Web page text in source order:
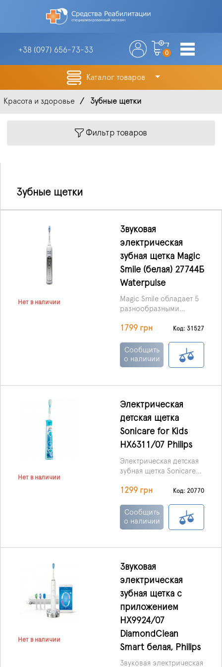
+38 (097) 656-73-33 0
Каталог товаров
Красота и здоровье Зубные щетки
Фильтр товаров
Зубные щетки
Нет в наличии
Звуковая
электрическая
зубная щетка Magic
Smile (белая) 27744Б
Waterpulse
Magic Smile обладает 5
разнообразными
комфортного
пользователям разной
возрастной группы, а
также пользователям с
установками.
1799 грн Код: 31527
Сообщить
о наличии
Нет в наличии
Электрическая
детская щетка
Sonicare for Kids
HX6311/07 Philips
Электрическая детская
зубная щетка Sonicare
разработана
Philips специально для
малышей старше 4 лет.
Благодаря
сопровождению и
постепенного
увеличения времени
процедуры, чистка
зубов для ребенка
станет любимой
привычкой.
1299 грн Код: 20770
Сообщить
о наличии
Нет в наличии
Звуковая
электрическая
зубная щетка с
приложением
HX9924/07
DiamondClean
Smart белая, Philips
Звуковая электрическая